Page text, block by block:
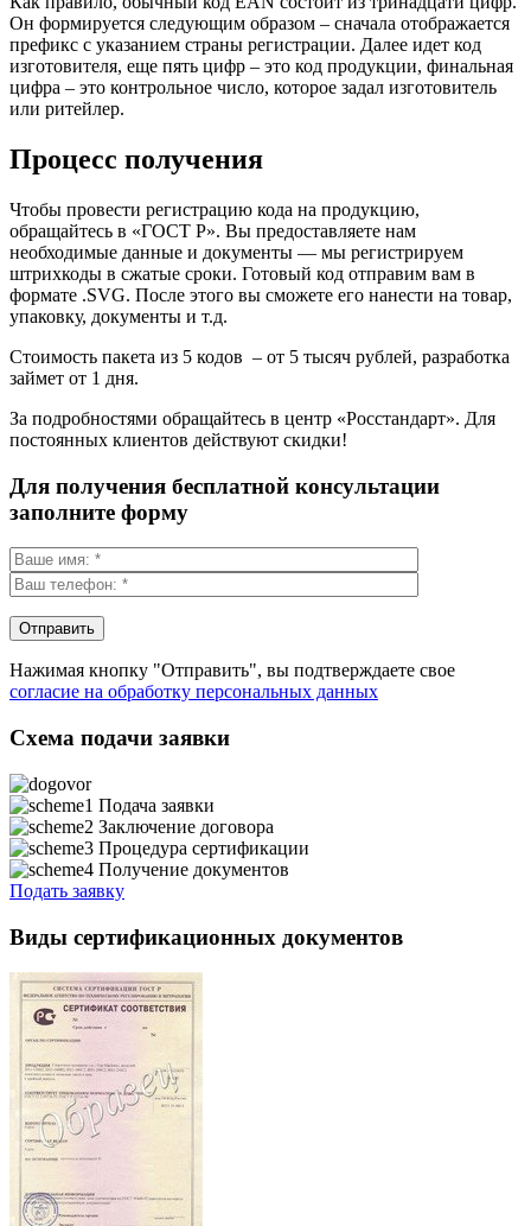
Он формируется следующим образом – сначала отображается
префикс с указанием страны регистрации. Далее идет код
изготовителя, еще пять цифр – это код продукции, финальная
цифра – это контрольное число, которое задал изготовитель
или ритейлер.
Процесс получения
Чтобы провести регистрацию кода на продукцию,
обращайтесь в «ГОСТ Р». Вы предоставляете нам
необходимые данные и документы — мы регистрируем
штрихкоды в сжатые сроки. Готовый код отправим вам в
формате .SVG. После этого вы сможете его нанести на товар,
упаковку, документы и т.д.
Стоимость пакета из 5 кодов – от 5 тысяч рублей, разработка
займет от 1 дня.
За подробностями обращайтесь в центр «Росстандарт». Для
постоянных клиентов действуют скидки!
Для получения бесплатной консультации
заполните форму
Нажимая кнопку "Отправить", вы подтверждаете свое
согласие на обработку персональных данных
Схема подачи заявки
Подача заявки
Заключение договора
Процедура сертификации
Получение документов
Подать заявку
Виды сертификационных документов